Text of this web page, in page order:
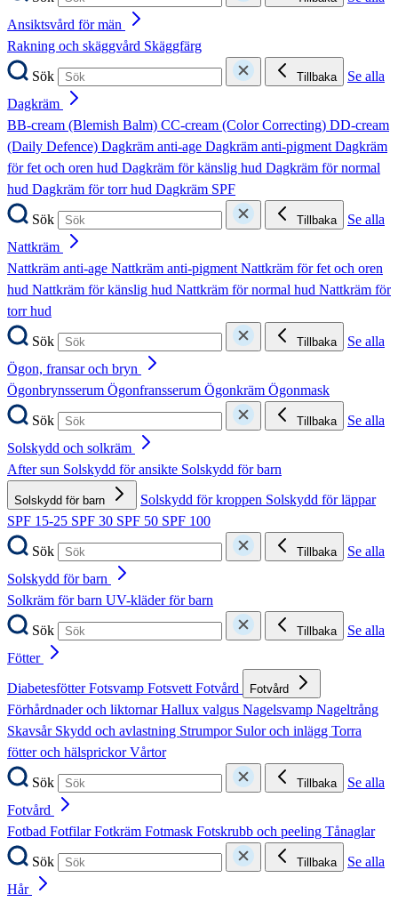
Ansiktsvård för män
Rakning och skäggvård Skäggfärg
Sök
Tillbaka
Se alla
Dagkräm
BB-cream (Blemish Balm) CC-cream (Color Correcting) DD-cream
(Daily Defence) Dagkräm anti-age Dagkräm anti-pigmentDagkräm
för fet och oren hud Dagkräm för känslig hud Dagkräm för normal
hud Dagkräm för torr hud Dagkräm SPF
Sök
Tillbaka
Se alla
Nattkräm
Nattkräm anti-age Nattkräm anti-pigmentNattkräm för fet och oren
hud Nattkräm för känslig hud Nattkräm för normal hud Nattkräm för
torr hud
Sök
Tillbaka
Se alla
Ögon, fransar och bryn
Ögonbrynsserum Ögonfransserum Ögonkräm Ögonmask
Sök
Tillbaka
Se alla
Solskydd och solkräm
After sun Solskydd för ansikte Solskydd för barn
Solskydd för barn Solskydd för kroppen Solskydd för läppar
SPF 15-25 SPF 30 SPF 50 SPF 100
Sök
Tillbaka
Se alla
Solskydd för barn
Solkräm för barn UV-kläder för barn
Sök
Tillbaka
Se alla
Fötter
DiabetesfötterFotsvamp FotsvettFotvård Fotvård
Förhårdnader och liktornarHallux valgus Nagelsvamp Nageltrång
Skavsår Skydd och avlastning Strumpor Sulor och inlägg Torra
fötter och hälsprickorVårtor
Sök
Tillbaka
Se alla
Fotvård
Fotbad FotfilarFotkräm Fotmask Fotskrubb och peeling Tånaglar
Sök
Tillbaka
Se alla
Hår